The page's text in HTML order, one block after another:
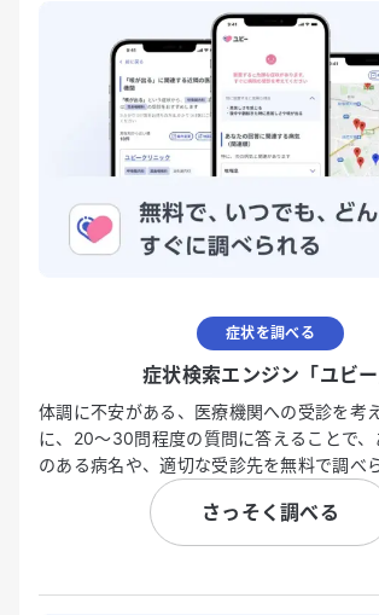
症状を調べる
症状検索エンジン「ユビー
体調に不安がある、医療機関への受診を考
に、20〜30問程度の質問に答えることで
のある病名や、適切な受診先を無料で調べ
さっそく調べる